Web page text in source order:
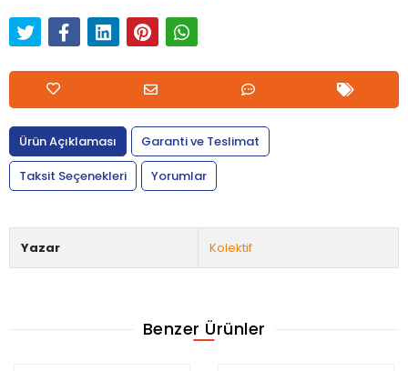
Ürün Açıklaması
Garanti ve Teslimat
Taksit Seçenekleri
Yorumlar
Yazar Kolektif
Benzer Ürünler